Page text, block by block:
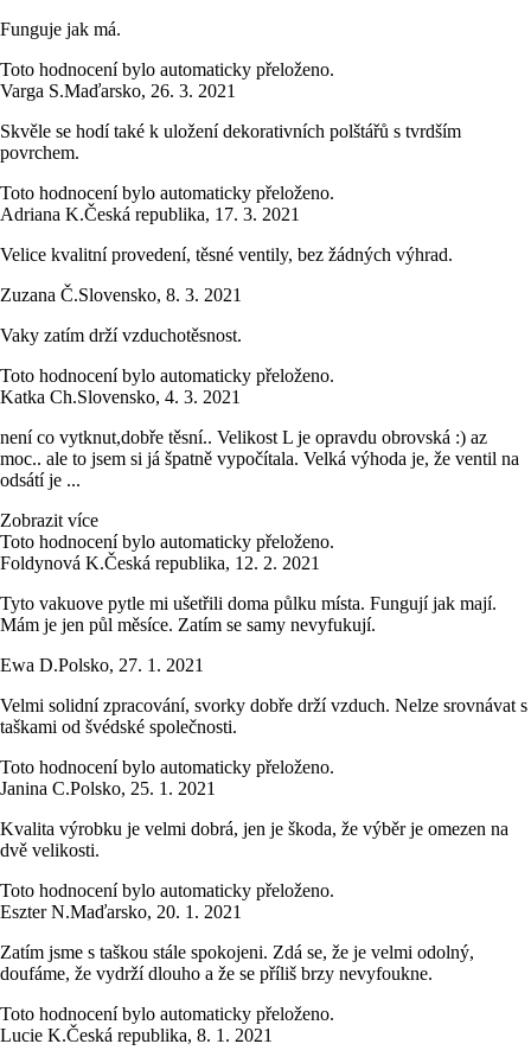
Funguje jak má.
Toto hodnocení bylo automaticky přeloženo.
Varga S.Maďarsko, 26. 3. 2021
Skvěle se hodí také k uložení dekorativních polštářů s tvrdším
povrchem.
Toto hodnocení bylo automaticky přeloženo.
Adriana K.Česká republika, 17. 3. 2021
Velice kvalitní provedení, těsné ventily, bez žádných výhrad.
Zuzana Č.Slovensko, 8. 3. 2021
Vaky zatím drží vzduchotěsnost.
Toto hodnocení bylo automaticky přeloženo.
Katka Ch.Slovensko, 4. 3. 2021
není co vytknut,dobře těsní.. Velikost L je opravdu obrovská :) az
moc.. ale to jsem si já špatně vypočítala. Velká výhoda je, že ventil na
odsátí je ...
Zobrazit více
Toto hodnocení bylo automaticky přeloženo.
Foldynová K.Česká republika, 12. 2. 2021
Tyto vakuove pytle mi ušetřili doma půlku místa. Fungují jak mají.
Mám je jen půl měsíce. Zatím se samy nevyfukují.
Ewa D.Polsko, 27. 1. 2021
Velmi solidní zpracování, svorky dobře drží vzduch. Nelze srovnávat s
taškami od švédské společnosti.
Toto hodnocení bylo automaticky přeloženo.
Janina C.Polsko, 25. 1. 2021
Kvalita výrobku je velmi dobrá, jen je škoda, že výběr je omezen na
dvě velikosti.
Toto hodnocení bylo automaticky přeloženo.
Eszter N.Maďarsko, 20. 1. 2021
Zatím jsme s taškou stále spokojeni. Zdá se, že je velmi odolný,
doufáme, že vydrží dlouho a že se příliš brzy nevyfoukne.
Toto hodnocení bylo automaticky přeloženo.
Lucie K.Česká republika, 8. 1. 2021